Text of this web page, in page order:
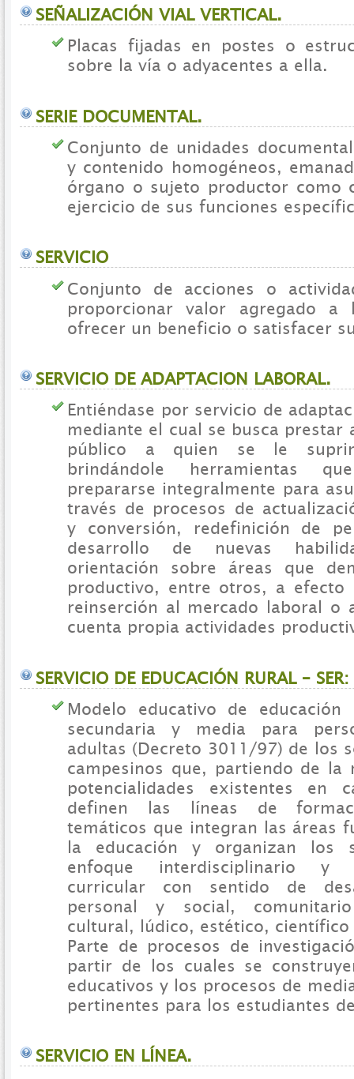
SEÑALIZACIÓN VIAL VERTICAL.
Placas fijadas en postes o
sobre la vía o adyacentes a ella.
SERIE DOCUMENTAL.
Conjunto de unidades
y contenido homogéneos,
órgano o sujeto productor como
ejercicio de sus funciones
SERVICIO
Conjunto de acciones o
proporcionar valor agregado a
ofrecer un beneficio o satisfacer
SERVICIO DE ADAPTACION LABORAL.
Entiéndase por servicio de
mediante el cual se busca prestar
público a quien se le
brindándole herramientas
prepararse integralmente para
través de procesos de
y conversión, redefinición de
desarrollo de nuevas
orientación sobre áreas que
productivo, entre otros, a efecto
reinserción al mercado laboral o
cuenta propia actividades
SERVICIO DE EDUCACIÓN RURAL – SER:
Modelo educativo de educación
secundaria y media para
adultas (Decreto 3011/97) de los
campesinos que, partiendo de la
potencialidades existentes en
definen las líneas de
temáticos que integran las áreas
la educación y organizan los
enfoque interdisciplinario y
curricular con sentido de
personal y social,
cultural, lúdico, estético,
Parte de procesos de
partir de los cuales se
educativos y los procesos de
pertinentes para los estudiantes
SERVICIO EN LÍNEA.